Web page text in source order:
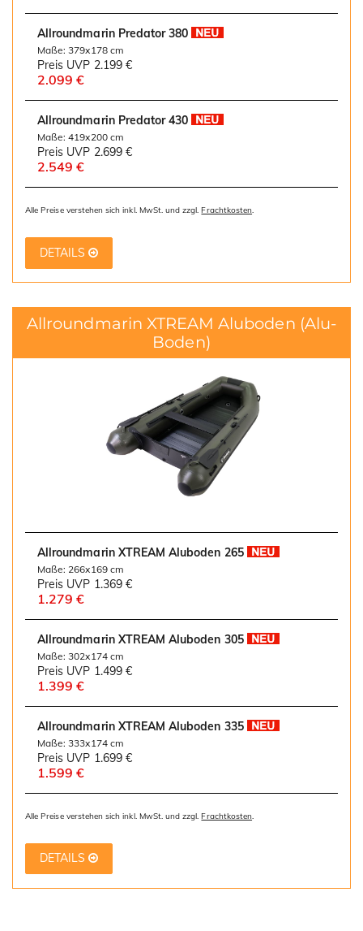
Allroundmarin Predator 380
Maße: 379x178 cm
Preis UVP 2.199 €
2.099 €
Allroundmarin Predator 430
Maße: 419x200 cm
Preis UVP 2.699 €
2.549 €
Alle Preise verstehen sich inkl. MwSt. und zzgl.Frachtkosten.
DETAILS
Allroundmarin XTREAM Aluboden (Alu-
Boden)
Allroundmarin XTREAM Aluboden 265
Maße: 266x169 cm
Preis UVP 1.369 €
1.279 €
Allroundmarin XTREAM Aluboden 305
Maße: 302x174 cm
Preis UVP 1.499 €
1.399 €
Allroundmarin XTREAM Aluboden 335
Maße: 333x174 cm
Preis UVP 1.699 €
1.599 €
Alle Preise verstehen sich inkl. MwSt. und zzgl.Frachtkosten.
DETAILS